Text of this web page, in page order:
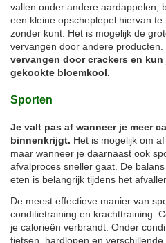
vallen onder andere aardappelen,
een kleine opscheplepel hiervan
zonder kunt. Het is mogelijk de
vervangen door andere producten.
vervangen door crackers en
gekookte bloemkool.
Sporten
Je valt pas af wanneer je meer
binnenkrijgt. Het is mogelijk om
maar wanneer je daarnaast ook
afvalproces sneller gaat. De
eten is belangrijk tijdens het
De meest effectieve manier van
conditietraining en krachttraining.
je calorieën verbrandt. Onder
fietsen, hardlopen en